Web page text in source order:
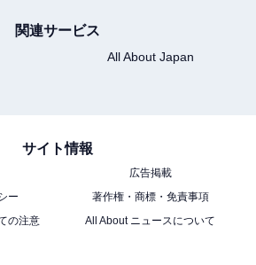
関連サービス
All About Japan
サイト情報
広告掲載
ー
著作権・商標・免責事項
の注意
All About ニュースについて